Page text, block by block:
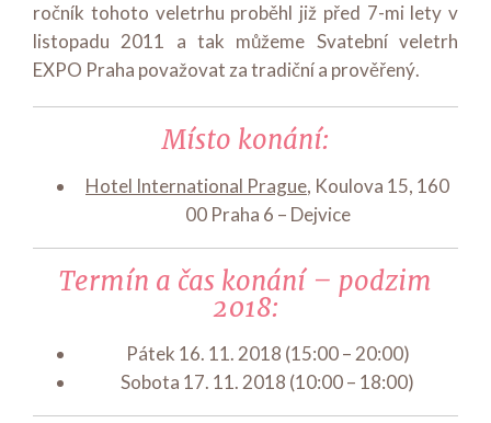
ročník tohoto veletrhu proběhl již před 7-mi lety v
listopadu 2011 a tak můžeme Svatební veletrh
EXPO Praha považovat za tradiční a prověřený.
Místo konání:
Hotel International Prague, Koulova 15, 160
00 Praha 6 – Dejvice
Termín a čas konání – podzim
2018:
Pátek 16. 11. 2018 (15:00 – 20:00)
Sobota 17. 11. 2018 (10:00 – 18:00)